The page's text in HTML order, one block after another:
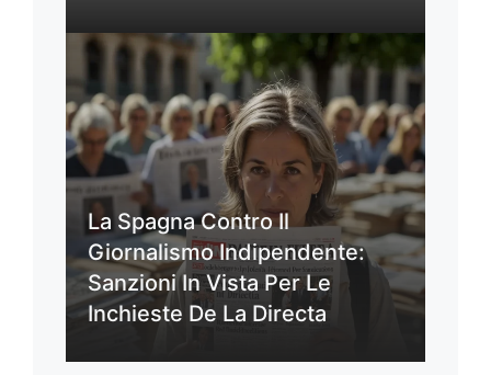
La Spagna Contro Il
Giornalismo Indipendente:
Sanzioni In Vista Per Le
Inchieste De La Directa